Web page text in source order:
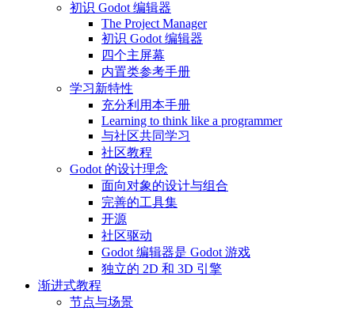
初识 Godot 编辑器
The Project Manager
初识 Godot 编辑器
四个主屏幕
内置类参考手册
学习新特性
充分利用本手册
Learning to think like a programmer
与社区共同学习
社区教程
Godot 的设计理念
面向对象的设计与组合
完善的工具集
开源
社区驱动
Godot 编辑器是 Godot 游戏
独立的 2D 和 3D 引擎
渐进式教程
节点与场景